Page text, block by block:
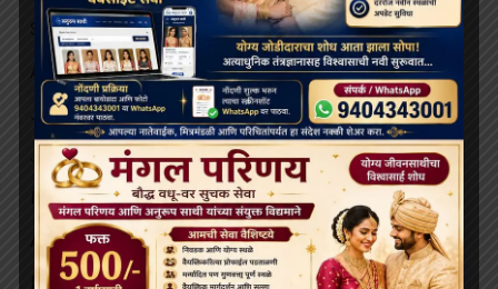
September 2025
August 2025
July 2025
June 2025
May 2025
April 2025
March 2025